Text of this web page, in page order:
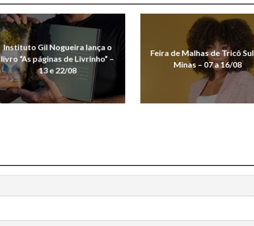
Instituto Gil Nogueira lança o
livro “As páginas de Livrinho” –
13 e 22/08
Feira de Malhas de Tricô
Minas – 07 a 16/08